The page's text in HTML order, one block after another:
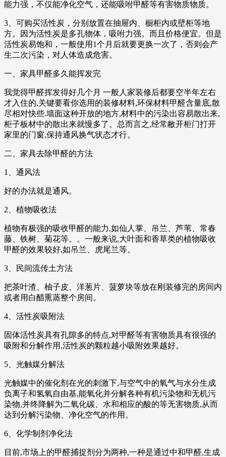
能力强，不仅能净化空气，还能吸咐甲醛等有害物质物质。
3、可购买活性炭，分别放置在抽屉内、橱柜内或壁柜等地
方。因为活性炭是多孔物体，吸咐力强。而且价格便宜。但是
活性炭易饱和，一般使用1个月后就要更换一次了，否则会产
生二次污染，对人体造成危害。
一、家具甲醛多久能挥发完
我觉得甲醛挥发得好几个月 一般人家装修后都要空半年左右
才入住的,关键要看你选用的装修材料,环保材料甲醛含量底,散
尽相对快些.墙面这种开放的地方,材料中的污染出容易散出来,
柜子板材中的散出来就慢多了。总而言之,经常敝开柜门打开
家里的门窗,保持通风换气状态才行。
二、家具去除甲醛的方法
1、通风法
好的办法就是通风。
2、植物吸收法
植物有极强的吸收甲醛的能力,如仙人掌、吊兰、芦苇、常春
藤、铁树、菊花等。。一般来说,大叶面和香草类的植物吸收
甲醛的效果较好,如吊兰、虎尾兰等。
3、民间流传土方法
把茶叶渣、柚子皮、洋葱片、菠萝块等放在刚装修完的房间内
或者用白醋熏蒸整个房间。
4、活性炭吸附法
固体活性炭具有孔隙多的特点,对甲醛等有害物质具有很强的
吸附和分解作用,活性炭的颗粒越小吸附效果越好。
5、光触媒分解法
光触媒中的催化剂在光的刺激下,与空气中的氧气与水分生成
负离子和氢氧自由基,能氧化并分解各种有机污染物和无机污
染物,并终降解为二氧化碳、水和相应的酸的等无害物质,从而
达到分解污染物、净化空气的作用。
6、化学制剂净化法
目前,市场上的甲醛捕捉剂分为两种,一种是通过中和甲醛,生成